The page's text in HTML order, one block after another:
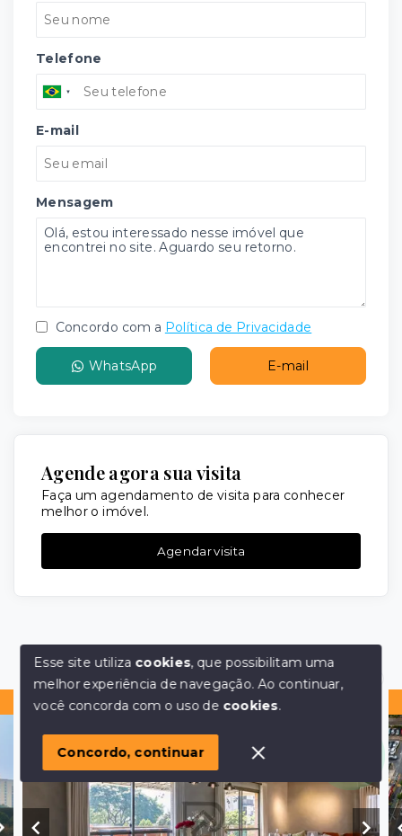
Telefone
E-mail
Mensagem
Concordo com a Política de Privacidade
WhatsApp E-mail
Agende agora sua visita
Faça um agendamento de visita para conhecer
melhor o imóvel.
Agendar visita
Imóveis similares
Pronto para morarOlá! em posso ajudar?
Esse site utiliza cookies, que possibilitam uma
melhor experiência de navegação.Ao continuar,
você concorda com o uso de cookies.
Concordo, continuar